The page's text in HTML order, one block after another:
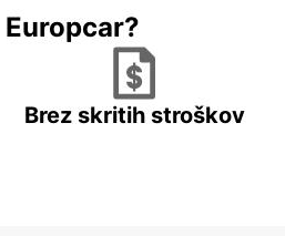
Brez skritih stroškov